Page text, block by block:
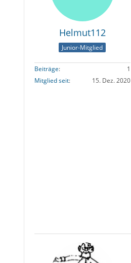
Helmut112
Junior-Mitglied
Beiträge
1
Mitglied seit
15. Dez. 2020